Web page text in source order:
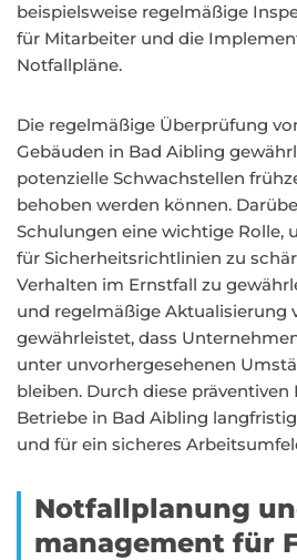
beispielsweise regelmäßige
für Mitarbeiter und die
Notfallpläne.
Die regelmäßige Überprüfung
Gebäuden in Bad Aibling
potenzielle Schwachstellen
behoben werden können.
Schulungen eine wichtige Rolle,
für Sicherheitsrichtlinien zu
Verhalten im Ernstfall zu
und regelmäßige Aktualisierung
gewährleistet, dass
unter unvorhergesehenen
bleiben. Durch diese
Betriebe in Bad Aibling
und für ein sicheres
Notfallplanung
management für